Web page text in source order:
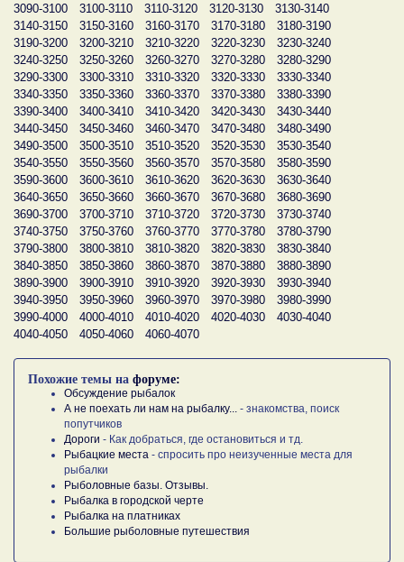
3090-3100
3100-3110 3110-3120 3120-3130
3130-3140
3140-3150
3150-3160 3160-3170 3170-3180
3180-3190
3190-3200
3200-3210 3210-3220 3220-3230
3230-3240
3240-3250
3250-3260 3260-3270 3270-3280
3280-3290
3290-3300
3300-3310 3310-3320 3320-3330
3330-3340
3340-3350
3350-3360 3360-3370 3370-3380
3380-3390
3390-3400
3400-3410 3410-3420 3420-3430
3430-3440
3440-3450
3450-3460 3460-3470 3470-3480
3480-3490
3490-3500
3500-3510 3510-3520 3520-3530
3530-3540
3540-3550
3550-3560 3560-3570 3570-3580
3580-3590
3590-3600
3600-3610 3610-3620 3620-3630
3630-3640
3640-3650
3650-3660 3660-3670 3670-3680
3680-3690
3690-3700
3700-3710 3710-3720 3720-3730
3730-3740
3740-3750
3750-3760 3760-3770 3770-3780
3780-3790
3790-3800
3800-3810 3810-3820 3820-3830
3830-3840
3840-3850
3850-3860 3860-3870 3870-3880
3880-3890
3890-3900
3900-3910 3910-3920 3920-3930
3930-3940
3940-3950
3950-3960 3960-3970 3970-3980
3980-3990
3990-4000
4000-4010 4010-4020 4020-4030
4030-4040
4040-4050
4050-4060 4060-4070
Похожие темы на форуме:
Обсуждение рыбалок
А не поехать ли нам на рыбалку...
- знакомства, поиск
попутчиков
Дороги - Как добраться, где остановиться и тд.
Рыбацкие места - спросить про неизученные места для
рыбалки
Рыболовные базы. Отзывы.
Рыбалка в городской черте
Рыбалка на платниках
Большие рыболовные путешествия